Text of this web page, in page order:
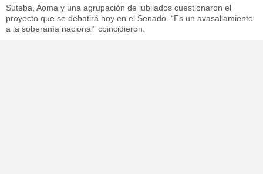
Suteba, Aoma y una agrupación de jubilados cuestionaron el
proyecto que se debatirá hoy en el Senado. “Es un avasallamiento
a la soberanía nacional” coincidieron.